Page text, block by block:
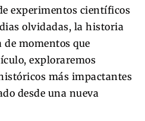
experimentos científicos
olvidadas, la historia
de momentos que
exploraremos
más impactantes
desde una nueva